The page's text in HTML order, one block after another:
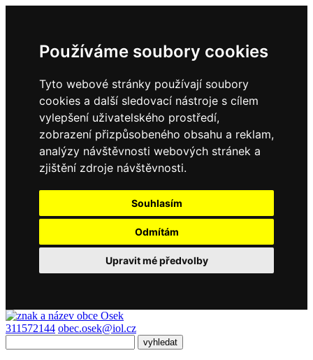
Používáme soubory cookies
Tyto webové stránky používají soubory
cookies a další sledovací nástroje s cílem
vylepšení uživatelského prostředí,
zobrazení přizpůsobeného obsahu a reklam,
analýzy návštěvnosti webových stránek a
zjištění zdroje návštěvnosti.
Souhlasím
Odmítám
Upravit mé předvolby
311572144 obec.osek@iol.cz